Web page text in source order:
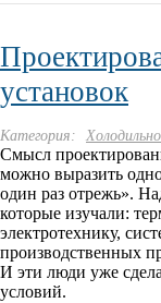
установок
Категория:
Смысл
можно выразить
один раз отрежь».
которые изучали:
электротехнику,
производственных
И эти люди уже
условий.